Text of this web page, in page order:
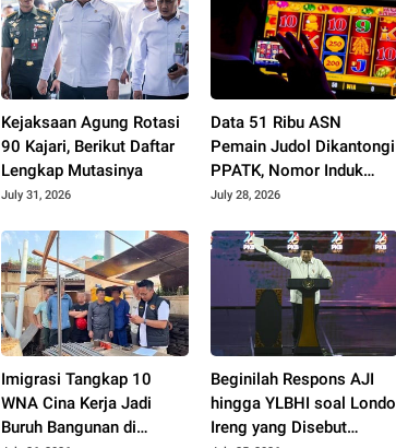
Kejaksaan Agung Rotasi
90 Kajari, Berikut Daftar
Lengkap Mutasinya
July 31, 2026
Data 51 Ribu ASN
Pemain Judol Dikantongi
PPATK, Nomor Induk
Kependudukan Terlacak
July 28, 2026
Imigrasi Tangkap 10
WNA Cina Kerja Jadi
Buruh Bangunan di
Beginilah Respons AJI
hingga YLBHI soal Londo
Ireng yang Disebut